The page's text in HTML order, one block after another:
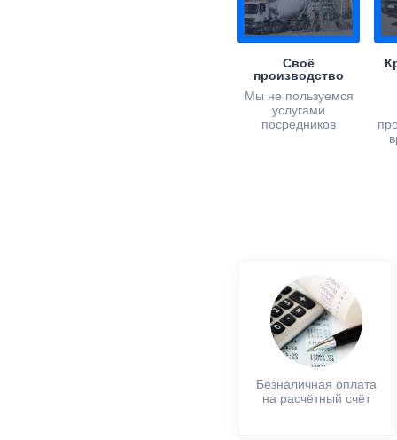
Своё
производство
Мы не пользуемся
услугами
посредников
Безналичная оплата
на расчётный счёт